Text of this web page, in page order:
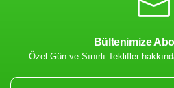
Bültenimize
Özel Gün ve Sınırlı Teklifler